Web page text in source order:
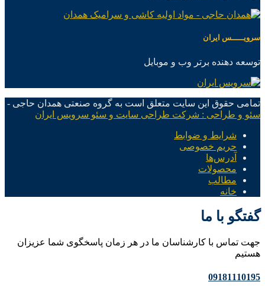
سرویـــــس ایران
توسعه دهنده برتر وب و موبایل
تمامی حقوق این سایت متعلق است به گروه صنعتی همدان حاجی -
سئو و طراحی : شرکت طراحی سایت و سئو سرویس ایران
شرایط و ضوابط
حریم خصوصی
آدرس‌ها
محصولات
مطالب
خانه
گفتگو با ما
جهت تماس با کارشناسان ما در هر زمان پاسخگوی شما عزیزان
هستیم
09181110195